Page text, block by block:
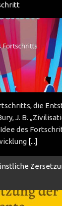
die
J. B.
des
[...]